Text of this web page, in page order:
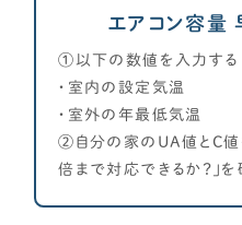
Q&Aで学ぶ
用語解説で学ぶ
SUPPORT
サポート
せやま印工務店プロジェクト
お役立ちツール
エアコン容量
①以下の数値を入力する
・室内の設定気温
・室外の年最低気温
②自分の家のUA値とC値
倍まで対応できるか？」